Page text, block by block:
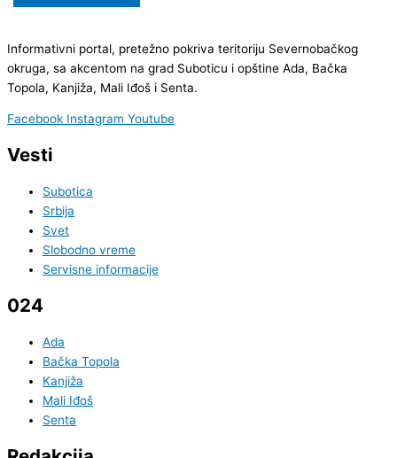
Informativni portal, pretežno pokriva teritoriju Severnobačkog
okruga, sa akcentom na grad Suboticu i opštine Ada, Bačka
Topola, Kanjiža, Mali Iđoš i Senta.
Facebook Instagram Youtube
Vesti
Subotica
Srbija
Svet
Slobodno vreme
Servisne informacije
024
Ada
Bačka Topola
Kanjiža
Mali Iđoš
Senta